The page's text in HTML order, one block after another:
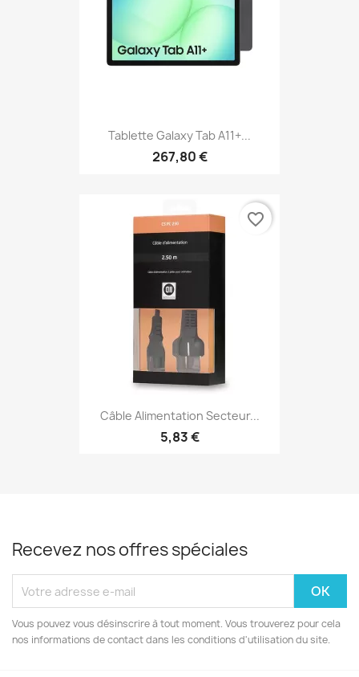
Tablette Galaxy Tab A11+...
267,80 €
Câble Alimentation Secteur...
5,83 €
favorite_border
Recevez nos offres spéciales
Vous pouvez vous désinscrire à tout moment. Vous trouverez pour cela
nos informations de contact dans les conditions d'utilisation du site.